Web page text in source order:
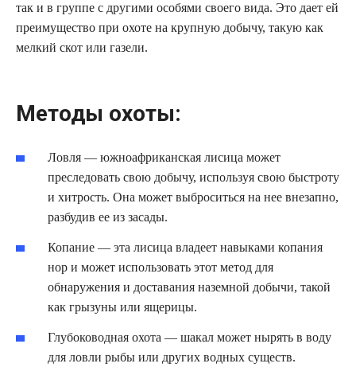
так и в группе с другими особями своего вида. Это дает ей
преимущество при охоте на крупную добычу, такую как
мелкий скот или газели.
Методы охоты:
Ловля — южноафриканская лисица может
преследовать свою добычу, используя свою быстроту
и хитрость. Она может выброситься на нее внезапно,
разбудив ее из засады.
Копание — эта лисица владеет навыками копания
нор и может использовать этот метод для
обнаружения и доставания наземной добычи, такой
как грызуны или ящерицы.
Глубоководная охота — шакал может нырять в воду
для ловли рыбы или других водных существ.